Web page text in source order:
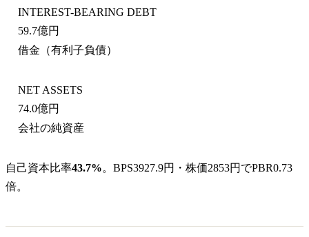
INTEREST-BEARING DEBT
59.7億円
借金（有利子負債）
NET ASSETS
74.0億円
会社の純資産
自己資本比率43.7%。BPS3927.9円・株価2853円でPBR0.73
倍。